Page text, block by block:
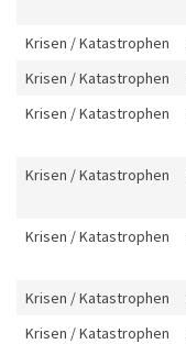
Krisen / Katastrophen
Krisen / Katastrophen
Krisen / Katastrophen
Krisen / Katastrophen
Krisen / Katastrophen
Krisen / Katastrophen
Krisen / Katastrophen